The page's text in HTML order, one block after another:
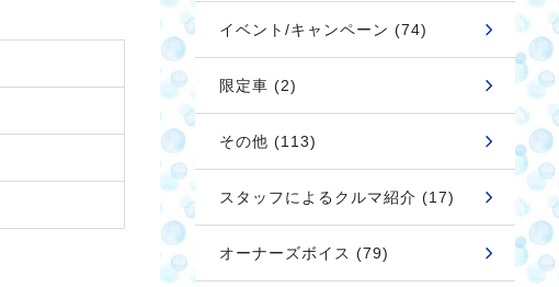
イベント/キャンペーン (74)
限定車 (2)
その他 (113)
スタッフによるクルマ紹介 (17)
オーナーズボイス (79)